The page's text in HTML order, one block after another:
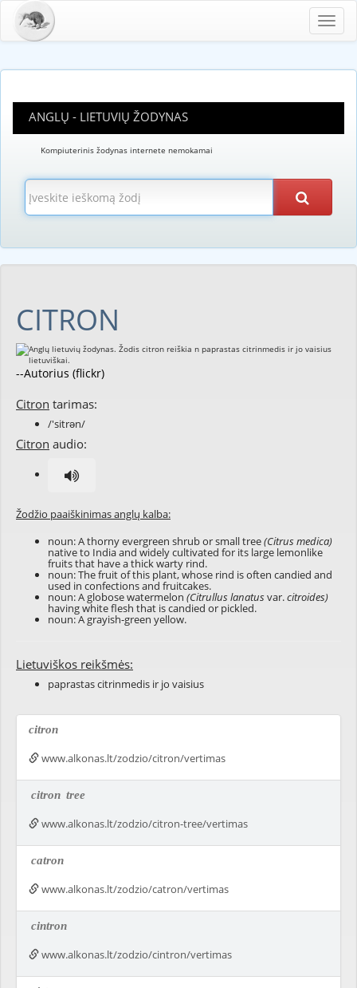
ANGLŲ - LIETUVIŲ ŽODYNAS
Kompiuterinis žodynas internete nemokamai
CITRON
--Autorius (flickr)
Citron tarimas:
/'sitrən/
Citron audio:
Žodžio paaiškinimas anglų kalba:
noun: A thorny evergreen shrub or small tree(Citrus medica)
native to India and widely cultivated for its large lemonlike
fruits that have a thick warty rind.
noun: The fruit of this plant, whose rind is often candied and
used in confections and fruitcakes.
noun: A globose watermelon (Citrullus lanatusvar.citroides)
having white flesh that is candied or pickled.
noun: A grayish-green yellow.
Lietuviškos reikšmės:
paprastas citrinmedis ir jo vaisius
citron
www.alkonas.lt/zodzio/citron/vertimas
citron tree
www.alkonas.lt/zodzio/citron-tree/vertimas
catron
www.alkonas.lt/zodzio/catron/vertimas
cintron
www.alkonas.lt/zodzio/cintron/vertimas